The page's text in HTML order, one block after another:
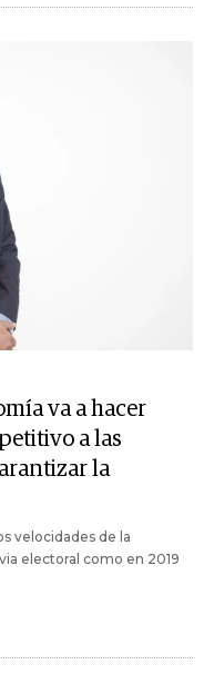
va a hacer
a las
la
velocidades de la
electoral como en 2019